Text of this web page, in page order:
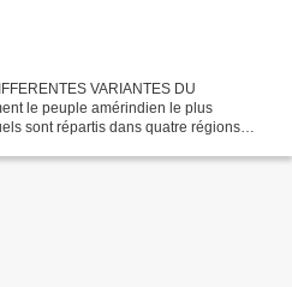
VARIANTES DU
le peuple amérindien le plus
sont répartis dans quatre régions